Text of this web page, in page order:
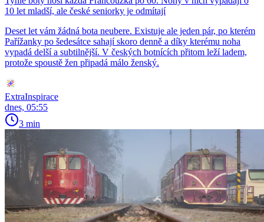
10 let mladší, ale české seniorky je odmítají
Deset let vám žádná bota neubere. Existuje ale jeden pár, po kterém
Pařížanky po šedesátce sahají skoro denně a díky kterému noha
vypadá delší a subtilnější. V českých botnících přitom leží ladem,
protože spoustě žen připadá málo ženský.
ExtraInspirace
dnes, 05:55
3 min